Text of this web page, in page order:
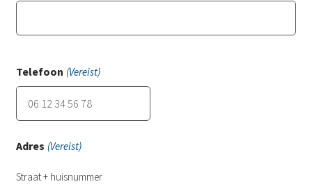
Telefoon (Vereist)
Adres (Vereist)
Straat + huisnummer